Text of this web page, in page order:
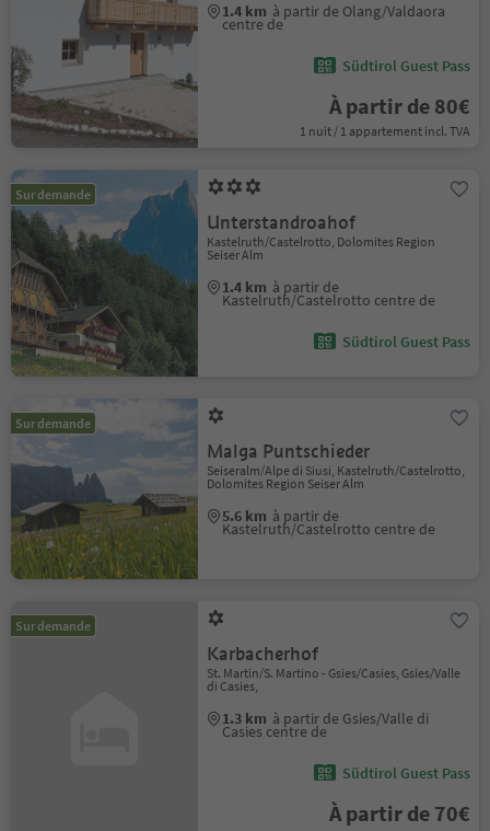
1.4 km à partir de Olang/Valdaora
centre de
Südtirol Guest Pass
À partir de 80€
1 nuit / 1 appartement incl. TVA
Sur demande
Unterstandroahof
Kastelruth/Castelrotto, Dolomites Region
Seiser Alm
1.4 km à partir de
Kastelruth/Castelrotto centre de
Südtirol Guest Pass
Sur demande
Malga Puntschieder
Seiseralm/Alpe di Siusi, Kastelruth/Castelrotto,
Dolomites Region Seiser Alm
5.6 km à partir de
Kastelruth/Castelrotto centre de
Sur demande
Karbacherhof
St. Martin/S. Martino - Gsies/Casies, Gsies/Valle
di Casies,
1.3 km à partir de Gsies/Valle di
Casies centre de
Südtirol Guest Pass
À partir de 70€